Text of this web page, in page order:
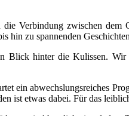
Verbindung zwischen
hin zu spannenden
Blick hinter die Kulissen. Wir
abwechslungsreiches
ist etwas dabei. Für das